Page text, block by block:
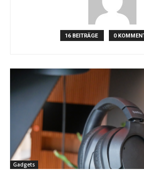
16 BEITRÄGE 0
Gadgets